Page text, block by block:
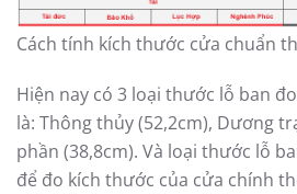
Cách tính kích thước cửa chuẩn
Hiện nay có 3 loại thước lỗ ban
là: Thông thủy (52,2cm), Dương
phần (38,8cm). Và loại thước lỗ
để đo kích thước của cửa chính